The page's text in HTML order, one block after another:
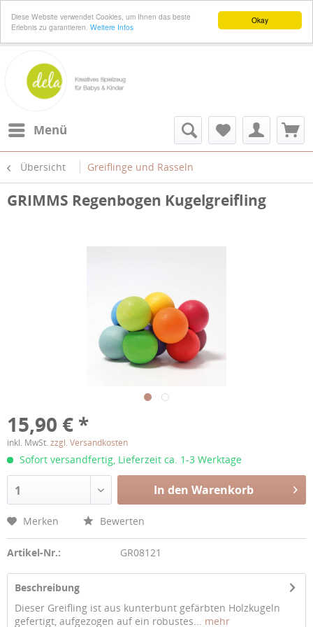
Okay
Diese Website verwendet Cookies, um Ihnen das beste
Erlebnis zu garantieren. Weitere Infos
Menü
Übersicht Greiflinge und Rasseln
GRIMMS Regenbogen Kugelgreifling
15,90 € *
inkl. MwSt. zzgl. Versandkosten
Sofort versandfertig, Lieferzeit ca. 1-3 Werktage
1 In den Warenkorb
Merken Bewerten
Artikel-Nr.: GR08121
Beschreibung
Dieser Greifling ist aus kunterbunt gefärbten Holzkugeln
gefertigt, aufgezogen auf ein robustes... mehr